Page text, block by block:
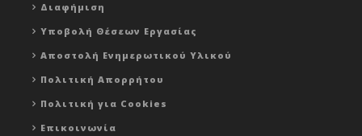
Διαφήμιση
Υποβολή Θέσεων Εργασίας
Αποστολή Ενημερωτικού Υλικού
Πολιτική Απορρήτου
Πολιτική για Cookies
Επικοινωνία